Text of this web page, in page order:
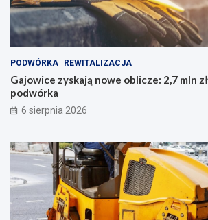
PODWÓRKA REWITALIZACJA
Gajowice zyskają nowe oblicze: 2,7 mln
podwórka
6 sierpnia 2026